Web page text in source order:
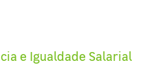
e Igualdade Salarial